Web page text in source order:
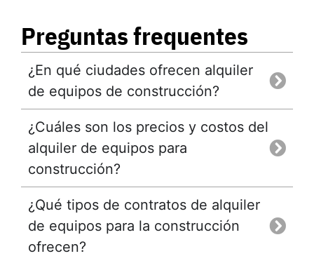
Preguntas frequentes
¿En qué ciudades ofrecen alquiler
de equipos de construcción?
¿Cuáles son los precios y costos del
alquiler de equipos para
construcción?
¿Qué tipos de contratos de alquiler
de equipos para la construcción
ofrecen?